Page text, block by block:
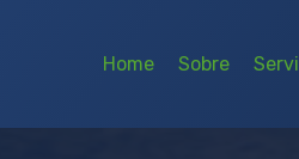
Home Sobre